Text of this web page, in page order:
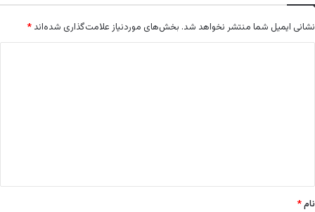
نشانی ایمیل شما منتشر نخواهد شد. بخش‌های موردنیاز علامت‌گذاری شده‌اند *
نام*